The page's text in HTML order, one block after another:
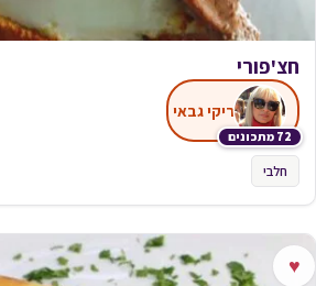
חצ'פורי
72 מתכונים
ריקי גבאי
חלבי
♥